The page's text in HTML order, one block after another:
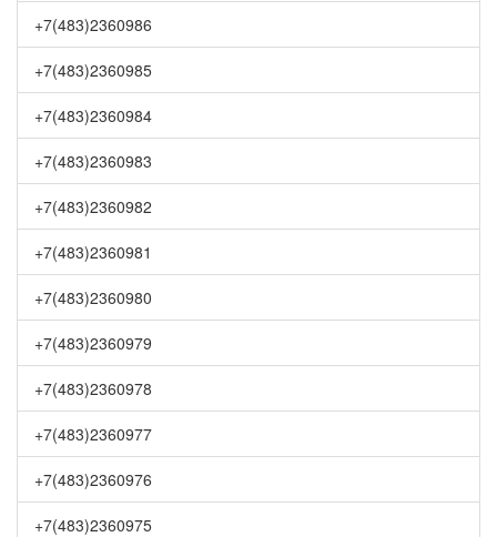
+7(483)2360986
+7(483)2360985
+7(483)2360984
+7(483)2360983
+7(483)2360982
+7(483)2360981
+7(483)2360980
+7(483)2360979
+7(483)2360978
+7(483)2360977
+7(483)2360976
+7(483)2360975